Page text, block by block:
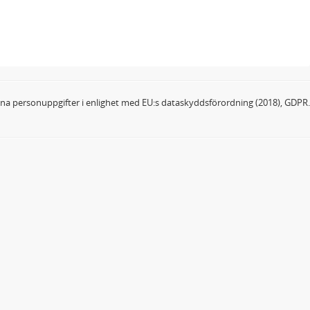
personuppgifter i enlighet med EU:s dataskyddsförordning (2018), GDPR.